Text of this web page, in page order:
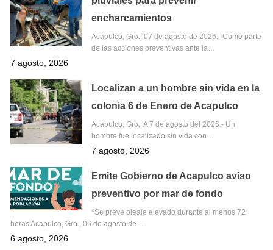
encharcamientos
Acapulco, Gro., 07 de agosto de 2026.- Como parte
de las acciones preventivas ante la…
7 agosto, 2026
Localizan a un hombre sin vida en la
colonia 6 de Enero de Acapulco
Acapulco; Gro,. A 7 de agosto del 2026.- Un
hombre fue localizado sin vida con…
7 agosto, 2026
Emite Gobierno de Acapulco aviso
preventivo por mar de fondo
*Se prevé oleaje elevado durante al menos 72
horas Acapulco, Gro., 06 de agosto de…
6 agosto, 2026